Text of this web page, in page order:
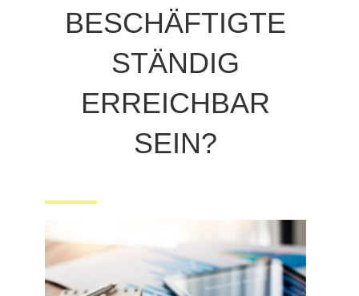
BESCHÄFTIGTE
STÄNDIG
ERREICHBAR
SEIN?